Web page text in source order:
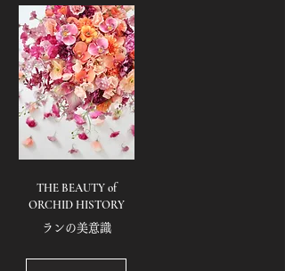
THE BEAUTY of
ORCHIDHISTORY
ランの美意識